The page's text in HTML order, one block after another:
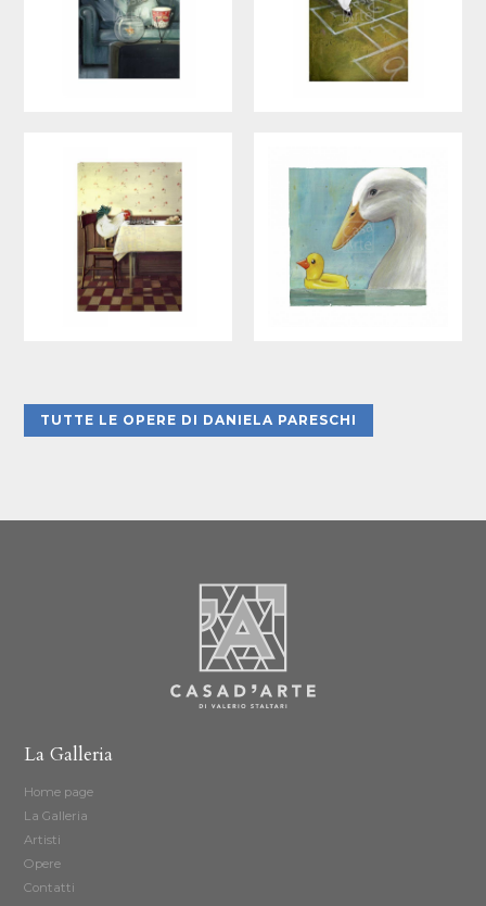
TUTTE LE OPERE DI DANIELA PARESCHI
La Galleria
Home page
La Galleria
Artisti
Opere
Contatti